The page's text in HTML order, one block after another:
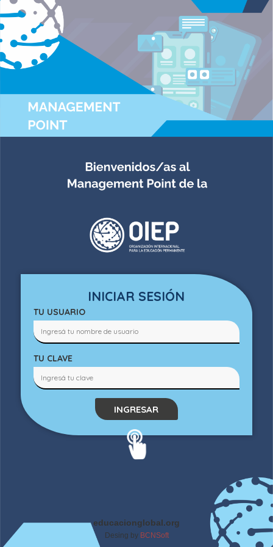
INICIAR SESIÓN
TU USUARIO
TU CLAVE
INGRESAR
educacionglobal.org
Desing by BCNSoft